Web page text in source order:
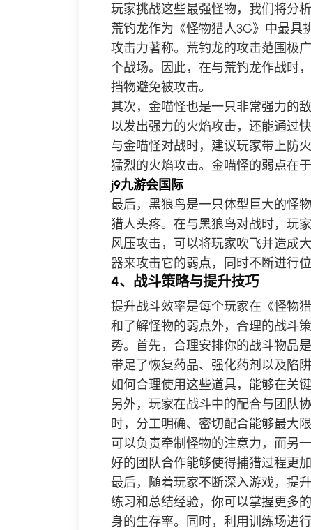
玩家挑战这些最强怪物，我们将分
荒钓龙作为《怪物猎人3G》中最具
攻击力著称。荒钓龙的攻击范围极
个战场。因此，在与荒钓龙作战时
挡物避免被攻击。
其次，金喵怪也是一只非常强力的
以发出强力的火焰攻击，还能通过
与金喵怪对战时，建议玩家带上防
猛烈的火焰攻击。金喵怪的弱点在
j9九游会国际
最后，黑狼鸟是一只体型巨大的怪
猎人头疼。在与黑狼鸟对战时，玩
风压攻击，可以将玩家吹飞并造成
器来攻击它的弱点，同时不断进行
4、战斗策略与提升技巧
提升战斗效率是每个玩家在《怪物
和了解怪物的弱点外，合理的战斗
势。首先，合理安排你的战斗物品
带足了恢复药品、强化药剂以及陷
如何合理使用这些道具，能够在关
另外，玩家在战斗中的配合与团队
时，分工明确、密切配合能够最大
可以负责牵制怪物的注意力，而另
好的团队合作能够使得捕猎过程更加
最后，随着玩家不断深入游戏，提
练习和总结经验，你可以掌握更多
身的生存率。同时，利用训练场进